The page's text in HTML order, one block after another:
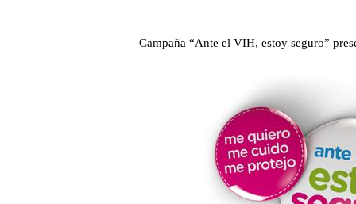
Campaña “Ante el VIH, estoy seguro”